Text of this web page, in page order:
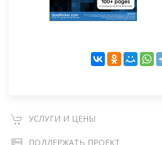
УСЛУГИ И ЦЕНЫ
ПОДДЕРЖАТЬ ПРОЕКТ